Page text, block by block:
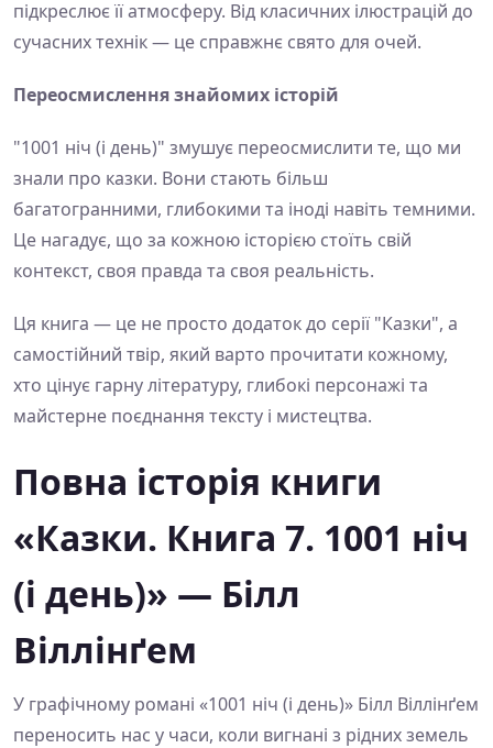
підкреслює її атмосферу. Від класичних ілюстрацій до
сучасних технік — це справжнє свято для очей.
Переосмислення знайомих історій
"1001 ніч (і день)" змушує переосмислити те, що ми
знали про казки. Вони стають більш
багатогранними, глибокими та іноді навіть темними.
Це нагадує, що за кожною історією стоїть свій
контекст, своя правда та своя реальність.
Ця книга — це не просто додаток до серії "Казки", а
самостійний твір, який варто прочитати кожному,
хто цінує гарну літературу, глибокі персонажі та
майстерне поєднання тексту і мистецтва.
Повна історія книги
«Казки. Книга 7. 1001 ніч
(і день)» — Білл
Віллінґем
У графічному романі «1001 ніч (і день)» Білл Віллінґем
переносить нас у часи, коли вигнані з рідних земель